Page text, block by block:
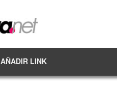
AÑADIR LINK